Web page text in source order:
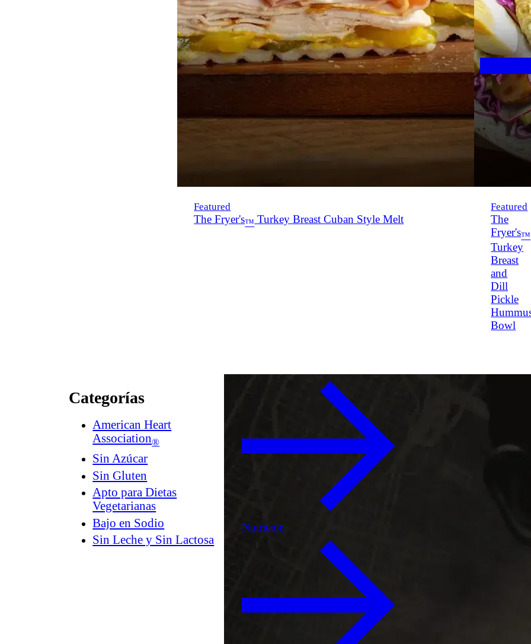
Featured
The Fryer's™ Turkey Breast Cuban Style Melt
Featured
The
Fryer's™
Turkey
Breast
and
Dill
Pickle
Bowl
Categorías
American Heart
Association®
Sin Azúcar
Sin Gluten
Apto para Dietas
Vegetarianas
Bajo en Sodio
Sin Leche y Sin Lactosa
Nutrición